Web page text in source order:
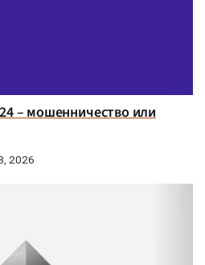
– мошенничество или
2026